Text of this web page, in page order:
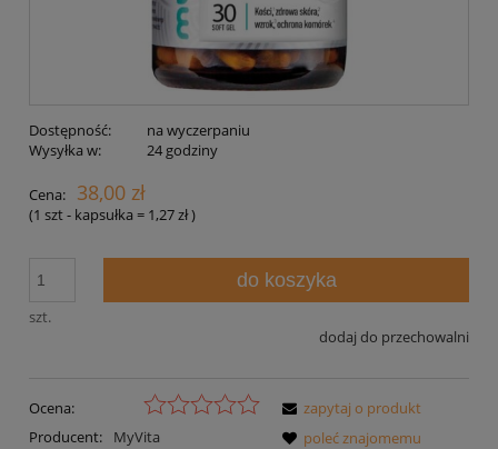
Dostępność:
na wyczerpaniu
Wysyłka w:
24 godziny
Cena: 38,00 zł
(1 szt - kapsułka = 1,27 zł)
szt.
do koszyka
dodaj do przechowalni
Ocena:
Producent:
MyVita
zapytaj o produkt
poleć znajomemu